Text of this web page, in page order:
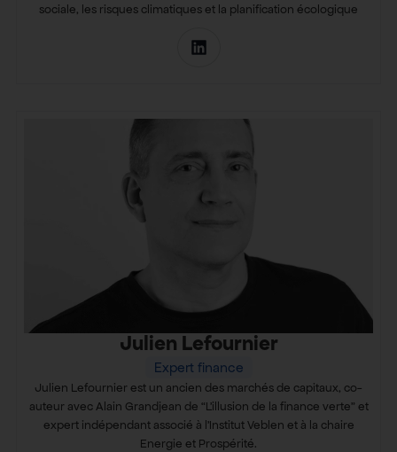
sociale, les risques climatiques et la planification écologique
Julien Lefournier
Expert finance
Julien Lefournier est un ancien des marchés de capitaux, co-
auteur avec Alain Grandjean de “L’illusion de la finance verte” et
expert indépendant associé à l’Institut Veblen et à la chaire
Energie et Prospérité.